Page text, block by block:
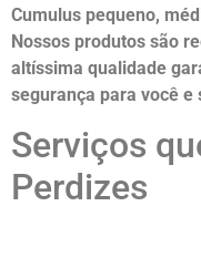
Cumulus pequeno,
Nossos produtos são
altíssima qualidade
segurança para você e
Serviços
Perdizes